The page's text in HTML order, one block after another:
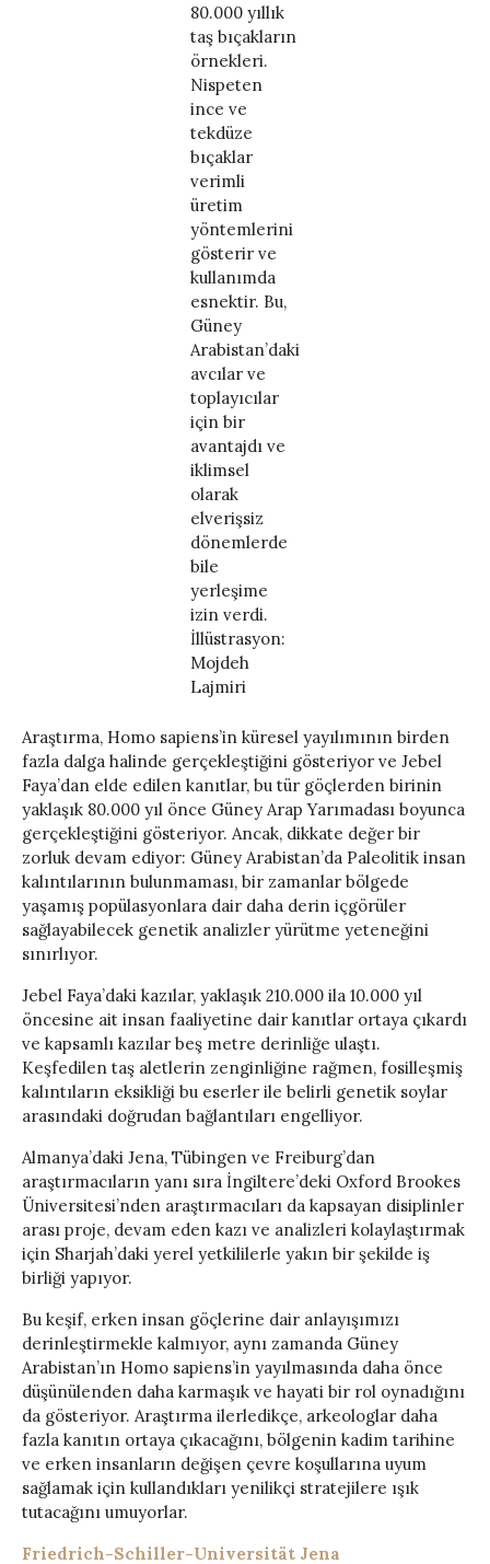
80.000 yıllık
taş bıçakların
örnekleri.
Nispeten
ince ve
tekdüze
bıçaklar
verimli
üretim
yöntemlerini
gösterir ve
kullanımda
esnektir. Bu,
Güney
Arabistan’daki
avcılar ve
toplayıcılar
için bir
avantajdı ve
iklimsel
olarak
elverişsiz
dönemlerde
bile
yerleşime
izin verdi.
İllüstrasyon:
Mojdeh
Lajmiri
Araştırma, Homo sapiens’in küresel yayılımının birden
fazla dalga halinde gerçekleştiğini gösteriyor ve Jebel
Faya’dan elde edilen kanıtlar, bu tür göçlerden birinin
yaklaşık 80.000 yıl önce Güney Arap Yarımadası boyunca
gerçekleştiğini gösteriyor. Ancak, dikkate değer bir
zorluk devam ediyor: Güney Arabistan’da Paleolitik insan
kalıntılarının bulunmaması, bir zamanlar bölgede
yaşamış popülasyonlara dair daha derin içgörüler
sağlayabilecek genetik analizler yürütme yeteneğini
sınırlıyor.
Jebel Faya’daki kazılar, yaklaşık 210.000 ila 10.000 yıl
öncesine ait insan faaliyetine dair kanıtlar ortaya çıkardı
ve kapsamlı kazılar beş metre derinliğe ulaştı.
Keşfedilen taş aletlerin zenginliğine rağmen, fosilleşmiş
kalıntıların eksikliği bu eserler ile belirli genetik soylar
arasındaki doğrudan bağlantıları engelliyor.
Almanya’daki Jena, Tübingen ve Freiburg’dan
araştırmacıların yanı sıra İngiltere’deki Oxford Brookes
Üniversitesi’nden araştırmacıları da kapsayan disiplinler
arası proje, devam eden kazı ve analizleri kolaylaştırmak
için Sharjah’daki yerel yetkililerle yakın bir şekilde iş
birliği yapıyor.
Bu keşif, erken insan göçlerine dair anlayışımızı
derinleştirmekle kalmıyor, aynı zamanda Güney
Arabistan’ın Homo sapiens’in yayılmasında daha önce
düşünülenden daha karmaşık ve hayati bir rol oynadığını
da gösteriyor. Araştırma ilerledikçe, arkeologlar daha
fazla kanıtın ortaya çıkacağını, bölgenin kadim tarihine
ve erken insanların değişen çevre koşullarına uyum
sağlamak için kullandıkları yenilikçi stratejilere ışık
tutacağını umuyorlar.
Friedrich-Schiller-Universität Jena